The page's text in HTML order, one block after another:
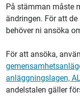
På stämman måste
ändringen. För att
behöver ni ansöka
För att ansöka,
anläggningslagen,
andelstalen gäller